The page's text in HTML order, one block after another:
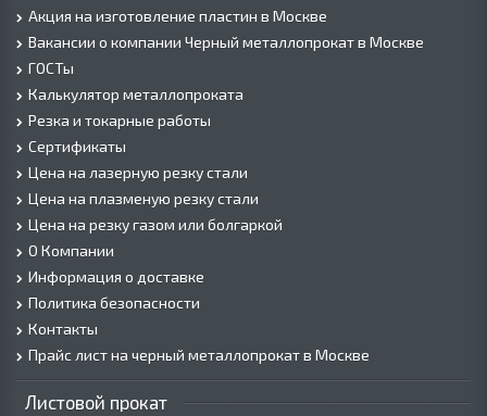
Акция на изготовление пластин в Москве
Вакансии о компании Черный металлопрокат в Москве
ГОСТы
Калькулятор металлопроката
Резка и токарные работы
Сертификаты
Цена на лазерную резку стали
Цена на плазменую резку стали
Цена на резку газом или болгаркой
О Компании
Информация о доставке
Политика безопасности
Контакты
Прайс лист на черный металлопрокат в Москве
Листовой прокат